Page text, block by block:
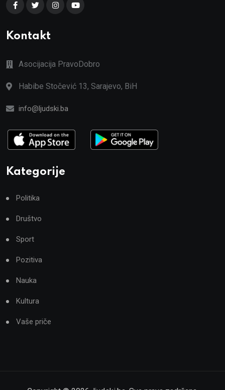
Kontakt
Asocijacija PravoDobro
Habibe Stočević 13, Sarajevo, BiH
info@ljudski.ba
Kategorije
Politika
Društvo
Sport
Pozitiva
Nauka
Kultura
Vaše priče